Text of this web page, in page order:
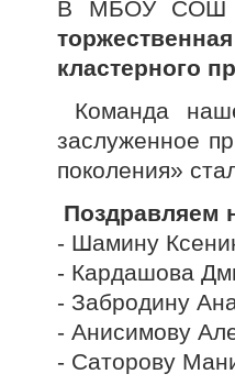
В МБОУ СОШ
кластерного
Команда
заслуженное
поколения»
Поздравляем
- Шамину
- Кардашова
- Забродину
- Анисимову
- Саторову